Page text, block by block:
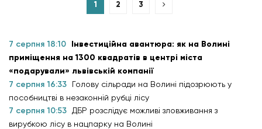
1 2 3
7 серпня 18:10 Інвестиційна авантюра: як на Волині
приміщення на 1300 квадратів в центрі міста
«подарували» львівській компанії
7 серпня 16:33
Голову сільради на Волині підозрюють у
пособництві в незаконній рубці лісу
7 серпня 10:53
ДБР розслідує можливі зловживання з
вирубкою лісу в нацпарку на Волині